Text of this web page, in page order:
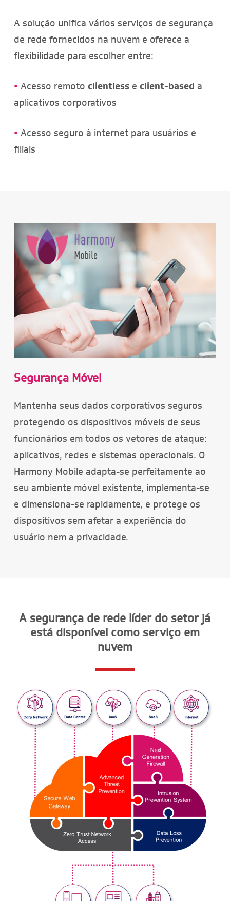
A solução unifica vários serviços de segurança
de rede fornecidos na nuvem e oferece a
flexibilidade para escolher entre:
• Acesso remoto clientless e client-based a
aplicativos corporativos
• Acesso seguro à internet para usuários e
filiais
Segurança Móvel
Mantenha seus dados corporativos seguros
protegendo os dispositivos móveis de seus
funcionários em todos os vetores de ataque:
aplicativos, redes e sistemas operacionais. O
Harmony Mobile adapta-se perfeitamente ao
seu ambiente móvel existente, implementa-se
e dimensiona-se rapidamente, e protege os
dispositivos sem afetar a experiência do
usuário nem a privacidade.
A segurança de rede líder do setor já
está disponível como serviço em
nuvem